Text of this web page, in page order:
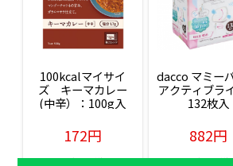
100kcalマイサイ
ズ　キーマカレー
(中辛）：100g入
172円
販売価格(税込)
dacco マミー
アクティブラ
132枚入
882円
販売価格(税